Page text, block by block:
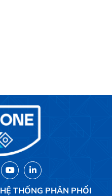
HỆ THỐNG PHÂN PHỐI